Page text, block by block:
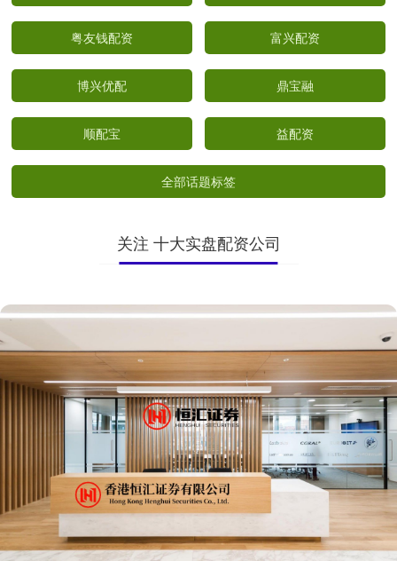
粤友钱配资 富兴配资
博兴优配 鼎宝融
顺配宝 益配资
全部话题标签
关注 十大实盘配资公司